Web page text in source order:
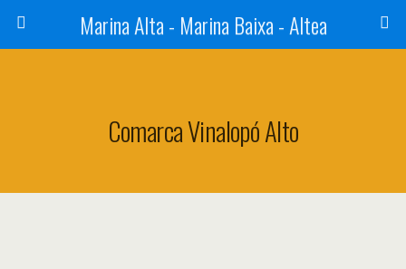
Marina Alta - Marina Baixa - Altea
Comarca Vinalopó Alto